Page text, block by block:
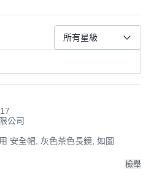
所有星級
公司
安全帽, 灰色茶色長鏡, 如圖
檢舉